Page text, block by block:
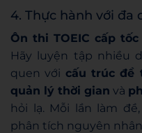
4. Thực hành với đa
Ôn thi TOEIC cấp tốc
Hãy luyện tập nhiều
quen với cấu trúc đề
quản lý thời gian và
hỏi lạ. Mỗi lần làm
phân tích nguyên